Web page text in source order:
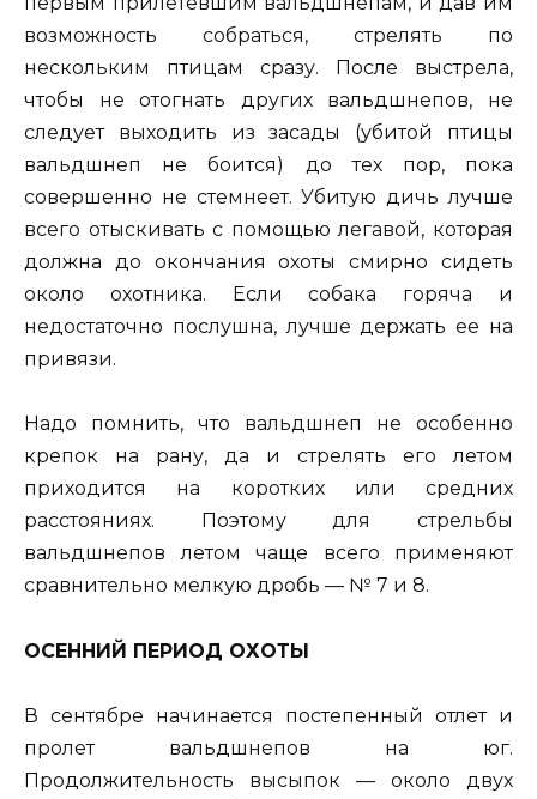
возможность собраться, стрелять по
нескольким птицам сразу. После выстрела,
чтобы не отогнать других вальдшнепов, не
следует выходить из засады (убитой птицы
вальдшнеп не боится) до тех пор, пока
совершенно не стемнеет. Убитую дичь лучше
всего отыскивать с помощью легавой, которая
должна до окончания охоты смирно сидеть
около охотника. Если собака горяча и
недостаточно послушна, лучше держать ее на
привязи.
Надо помнить, что вальдшнеп не особенно
крепок на рану, да и стрелять его летом
приходится на коротких или средних
расстояниях. Поэтому для стрельбы
вальдшнепов летом чаще всего применяют
сравнительно мелкую дробь — № 7 и 8.
ОСЕННИЙ ПЕРИОД ОХОТЫ
В сентябре начинается постепенный отлет и
пролет вальдшнепов на юг.
Продолжительность высыпок — около двух